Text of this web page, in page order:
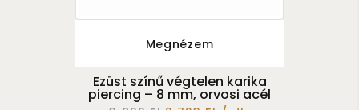
Megnézem
Ezüst színű végtelen karika
piercing – 8 mm, orvosi acél